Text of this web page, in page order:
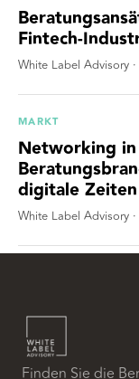
Fintech-
White Label Advisory ·
MARKT
Networking
digitale Zeiten
White Label Advisory ·
Finden Sie die